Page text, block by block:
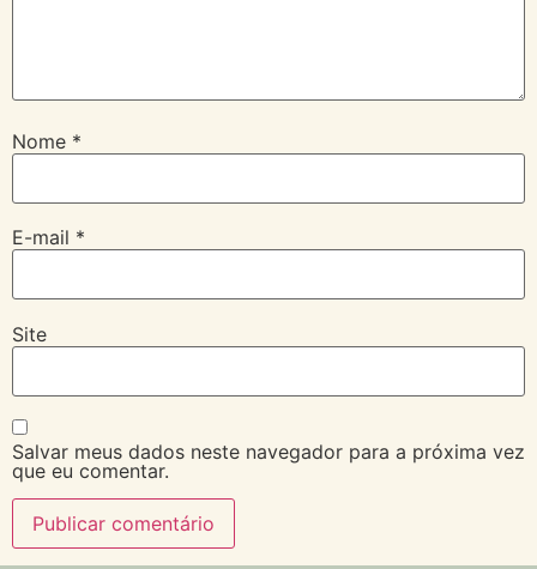
Nome *
E-mail *
Site
Salvar meus dados neste navegador para a próxima vez
que eu comentar.